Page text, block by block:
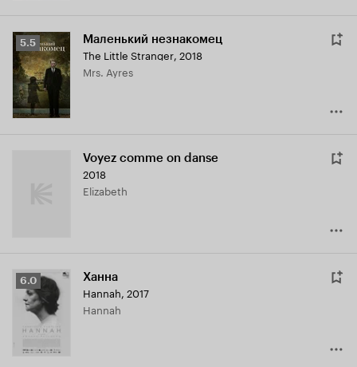
Рейтинг
Кинопоиска
5.5
5.5 Маленький незнакомец
The Little Stranger, 2018
Mrs. Ayres
Voyez comme on danse
2018
Elizabeth
Рейтинг
Кинопоиска
6.0
6.0 Ханна
Hannah, 2017
Hannah